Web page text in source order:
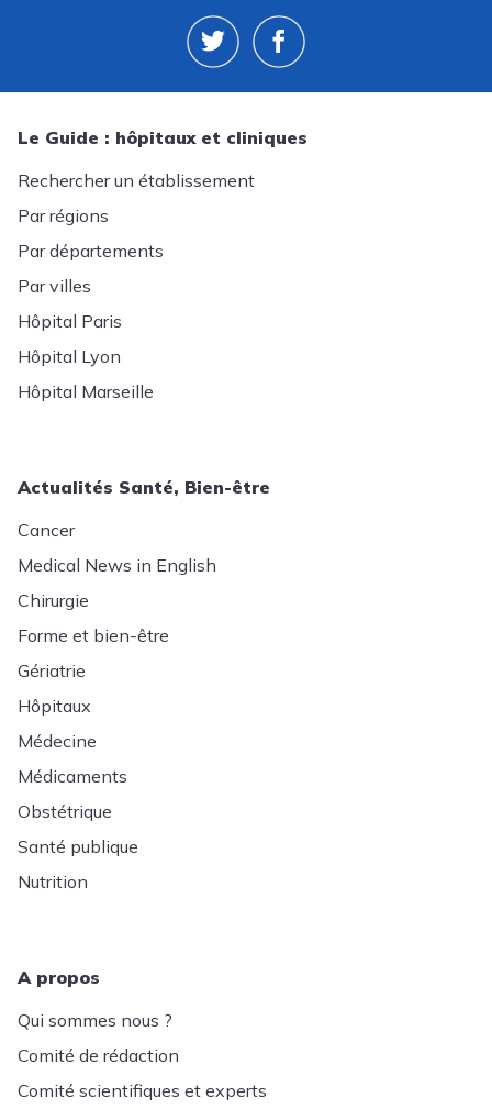
Le Guide : hôpitaux et cliniques
Rechercher un établissement
Par régions
Par départements
Par villes
Hôpital Paris
Hôpital Lyon
Hôpital Marseille
Actualités Santé, Bien-être
Cancer
Medical News in English
Chirurgie
Forme et bien-être
Gériatrie
Hôpitaux
Médecine
Médicaments
Obstétrique
Santé publique
Nutrition
A propos
Qui sommes nous ?
Comité de rédaction
Comité scientifiques et experts